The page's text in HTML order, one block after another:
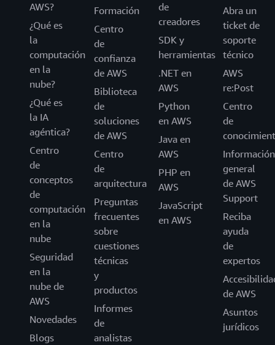
AWS?
¿Qué es
la
computación
en la
nube?
¿Qué es
la IA
agéntica?
Centro
de
conceptos
de
computación
en la
nube
Seguridad
en la
nube de
AWS
Novedades
Blogs
Formación
Centro
de
confianza
de AWS
Biblioteca
de
soluciones
de AWS
Centro
de
arquitectura
Preguntas
frecuentes
sobre
cuestiones
técnicas
y
productos
Informes
de
analistas
de
creadores
SDK y
herramientas
.NET en
AWS
Python
en AWS
Java en
AWS
PHP en
AWS
JavaScript
en AWS
Abra un
ticket de
soporte
técnico
AWS
re:Post
Centro
de
Información
general
de AWS
Support
Reciba
ayuda
de
expertos
de AWS
Asuntos
jurídicos